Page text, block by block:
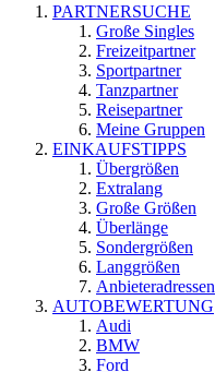
PARTNERSUCHE
Große Singles
Freizeitpartner
Sportpartner
Tanzpartner
Reisepartner
Meine Gruppen
EINKAUFSTIPPS
Übergrößen
Extralang
Große Größen
Überlänge
Sondergrößen
Langgrößen
Anbieteradressen
AUTOBEWERTUNG
Audi
BMW
Ford